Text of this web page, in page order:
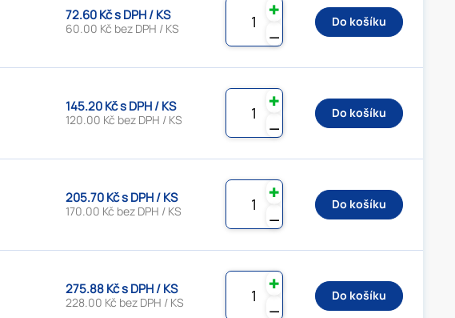
72.60 Kč s DPH / KS
60.00 Kč bez DPH / KS ⚊
✚
Do košíku
145.20 Kč s DPH / KS
120.00 Kč bez DPH / KS ⚊
✚
Do košíku
205.70 Kč s DPH / KS
170.00 Kč bez DPH / KS ⚊
✚
Do košíku
275.88 Kč s DPH / KS
228.00 Kč bez DPH / KS ⚊
✚
Do košíku